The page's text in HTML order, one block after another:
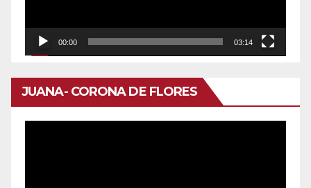
00:00 03:14
JUANA- CORONA DE FLORES